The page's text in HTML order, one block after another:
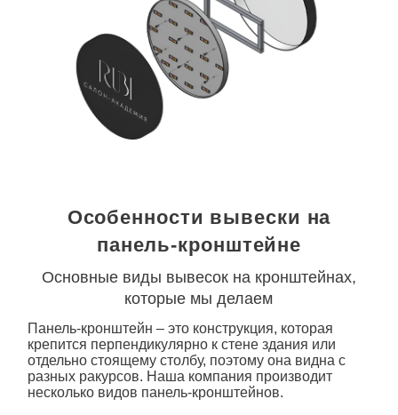
Особенности вывески на
панель-кронштейне
Основные виды вывесок на кронштейнах,
которые мы делаем
Панель-кронштейн – это конструкция, которая
крепится перпендикулярно к стене здания или
отдельно стоящему столбу, поэтому она видна с
разных ракурсов. Наша компания производит
несколько видов панель-кронштейнов.